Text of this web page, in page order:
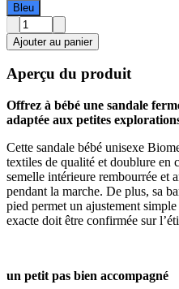
Bleu
Ajouter au panier
Aperçu du produit
Offrez à bébé une sandale
adaptée aux petites
Cette sandale bébé unisexe
textiles de qualité et doublure en
semelle intérieure rembourrée et
pendant la marche. De plus, sa
pied permet un ajustement
exacte doit être confirmée sur
un petit pas bien accompagné